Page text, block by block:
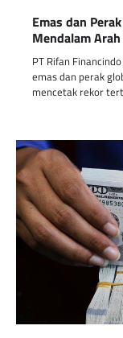
Emas dan
Mendalam
PT Rifan
emas dan perak
mencetak rekor